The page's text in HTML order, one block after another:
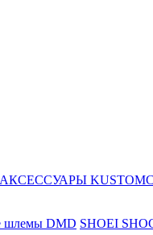
АКСЕССУАРЫ
шлемы DMD SHOEI